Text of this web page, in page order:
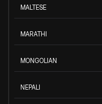
MALTESE
MARATHI
MONGOLIAN
NEPALI